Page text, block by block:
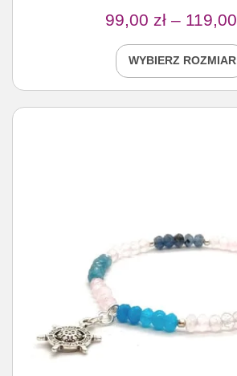
99,00 zł – 119,00
WYBIERZ ROZMIAR